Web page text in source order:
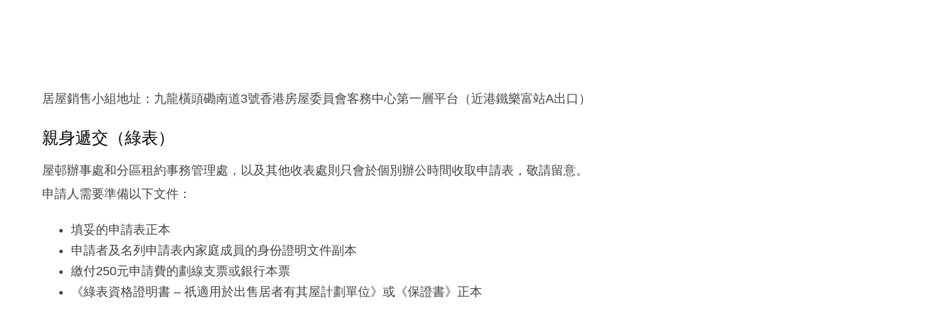
居屋銷售小組地址：九龍橫頭磡南道3號香港房屋委員會客務中心第一層平台（近港鐵樂富站A出口）
親身遞交（綠表）
屋邨辦事處和分區租約事務管理處，以及其他收表處則只會於個別辦公時間收取申請表，敬請留意。
申請人需要準備以下文件：
填妥的申請表正本
申請者及名列申請表內家庭成員的身份證明文件副本
繳付250元申請費的劃線支票或銀行本票
《綠表資格證明書 – 祇適用於出售居者有其屋計劃單位》或《保證書》正本